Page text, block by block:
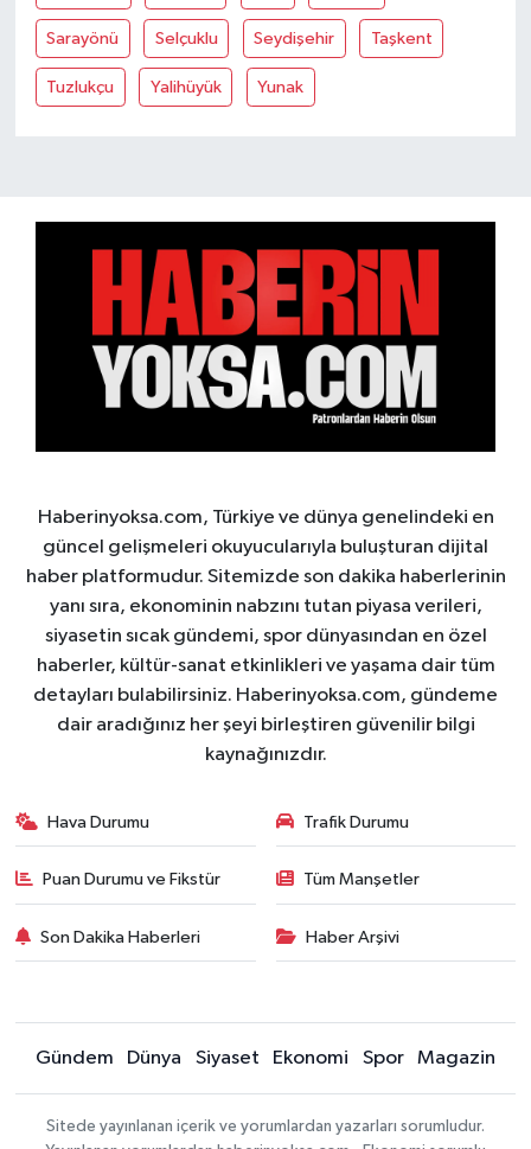
Sarayönü Selçuklu Seydişehir Taşkent
Tuzlukçu Yalihüyük Yunak
Haberinyoksa.com, Türkiye ve dünya genelindeki en
güncel gelişmeleri okuyucularıyla buluşturan dijital
haber platformudur. Sitemizde son dakika haberlerinin
yanı sıra, ekonominin nabzını tutan piyasa verileri,
siyasetin sıcak gündemi, spor dünyasından en özel
haberler, kültür-sanat etkinlikleri ve yaşama dair tüm
detayları bulabilirsiniz. Haberinyoksa.com, gündeme
dair aradığınız her şeyi birleştiren güvenilir bilgi
kaynağınızdır.
Hava Durumu Trafik Durumu
Puan Durumu ve Fikstür Tüm Manşetler
Son Dakika Haberleri Haber Arşivi
Gündem Dünya Siyaset Ekonomi Spor Magazin
Sitede yayınlanan içerik ve yorumlardan yazarları sorumludur.